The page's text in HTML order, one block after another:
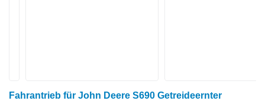
Fahrantrieb für John Deere S690 Getreideernter